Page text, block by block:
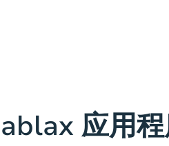
应用